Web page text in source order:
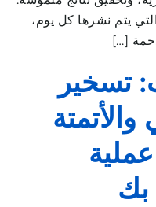
يتم نشرها كل يوم،
[…]
تسخير
والأتمتة
بك